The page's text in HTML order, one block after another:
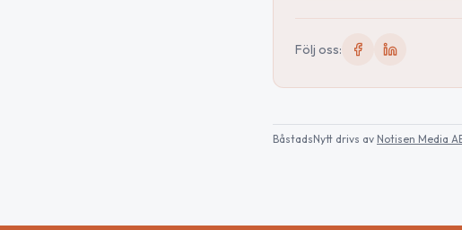
Följ oss:
BåstadsNytt drivs av Notisen Media